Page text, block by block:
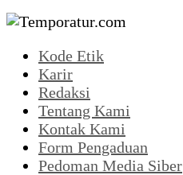
Kode Etik
Karir
Redaksi
Tentang Kami
Kontak Kami
Form Pengaduan
Pedoman Media Siber